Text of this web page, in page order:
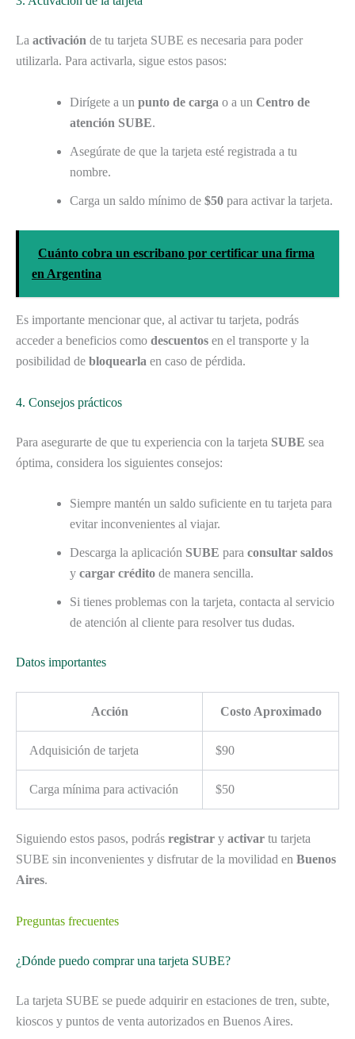
La activación de tu tarjeta SUBE es necesaria para poder
utilizarla. Para activarla, sigue estos pasos:
Dirígete a un punto de carga o a un Centro de
atención SUBE.
Asegúrate de que la tarjeta esté registrada a tu
nombre.
Carga un saldo mínimo de $50 para activar la tarjeta.
Cuánto cobra un escribano por certificar una firma
en Argentina
Es importante mencionar que, al activar tu tarjeta, podrás
acceder a beneficios como descuentos en el transporte y la
posibilidad de bloquearla en caso de pérdida.
4. Consejos prácticos
Para asegurarte de que tu experiencia con la tarjeta SUBE sea
óptima, considera los siguientes consejos:
Siempre mantén un saldo suficiente en tu tarjeta para
evitar inconvenientes al viajar.
Descarga la aplicación SUBE para consultar saldos
y cargar crédito de manera sencilla.
Si tienes problemas con la tarjeta, contacta al servicio
de atención al cliente para resolver tus dudas.
Datos importantes
Acción Costo Aproximado
Adquisición de tarjeta $90
Carga mínima para activación $50
Siguiendo estos pasos, podrás registrar y activar tu tarjeta
SUBE sin inconvenientes y disfrutar de la movilidad en Buenos
Aires.
Preguntas frecuentes
¿Dónde puedo comprar una tarjeta SUBE?
La tarjeta SUBE se puede adquirir en estaciones de tren, subte,
kioscos y puntos de venta autorizados en Buenos Aires.